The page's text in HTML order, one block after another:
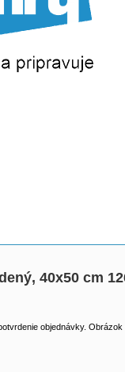
40x50 cm
objednávky. Obrázok